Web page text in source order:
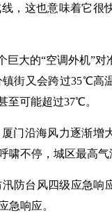
，这也意味着它很
巨大的“空调外机”对
街又会跨过35℃高
至可能超过37℃。
门沿海风力逐渐增
啸不停，城区最高气
防台风四级应急响
急响应。